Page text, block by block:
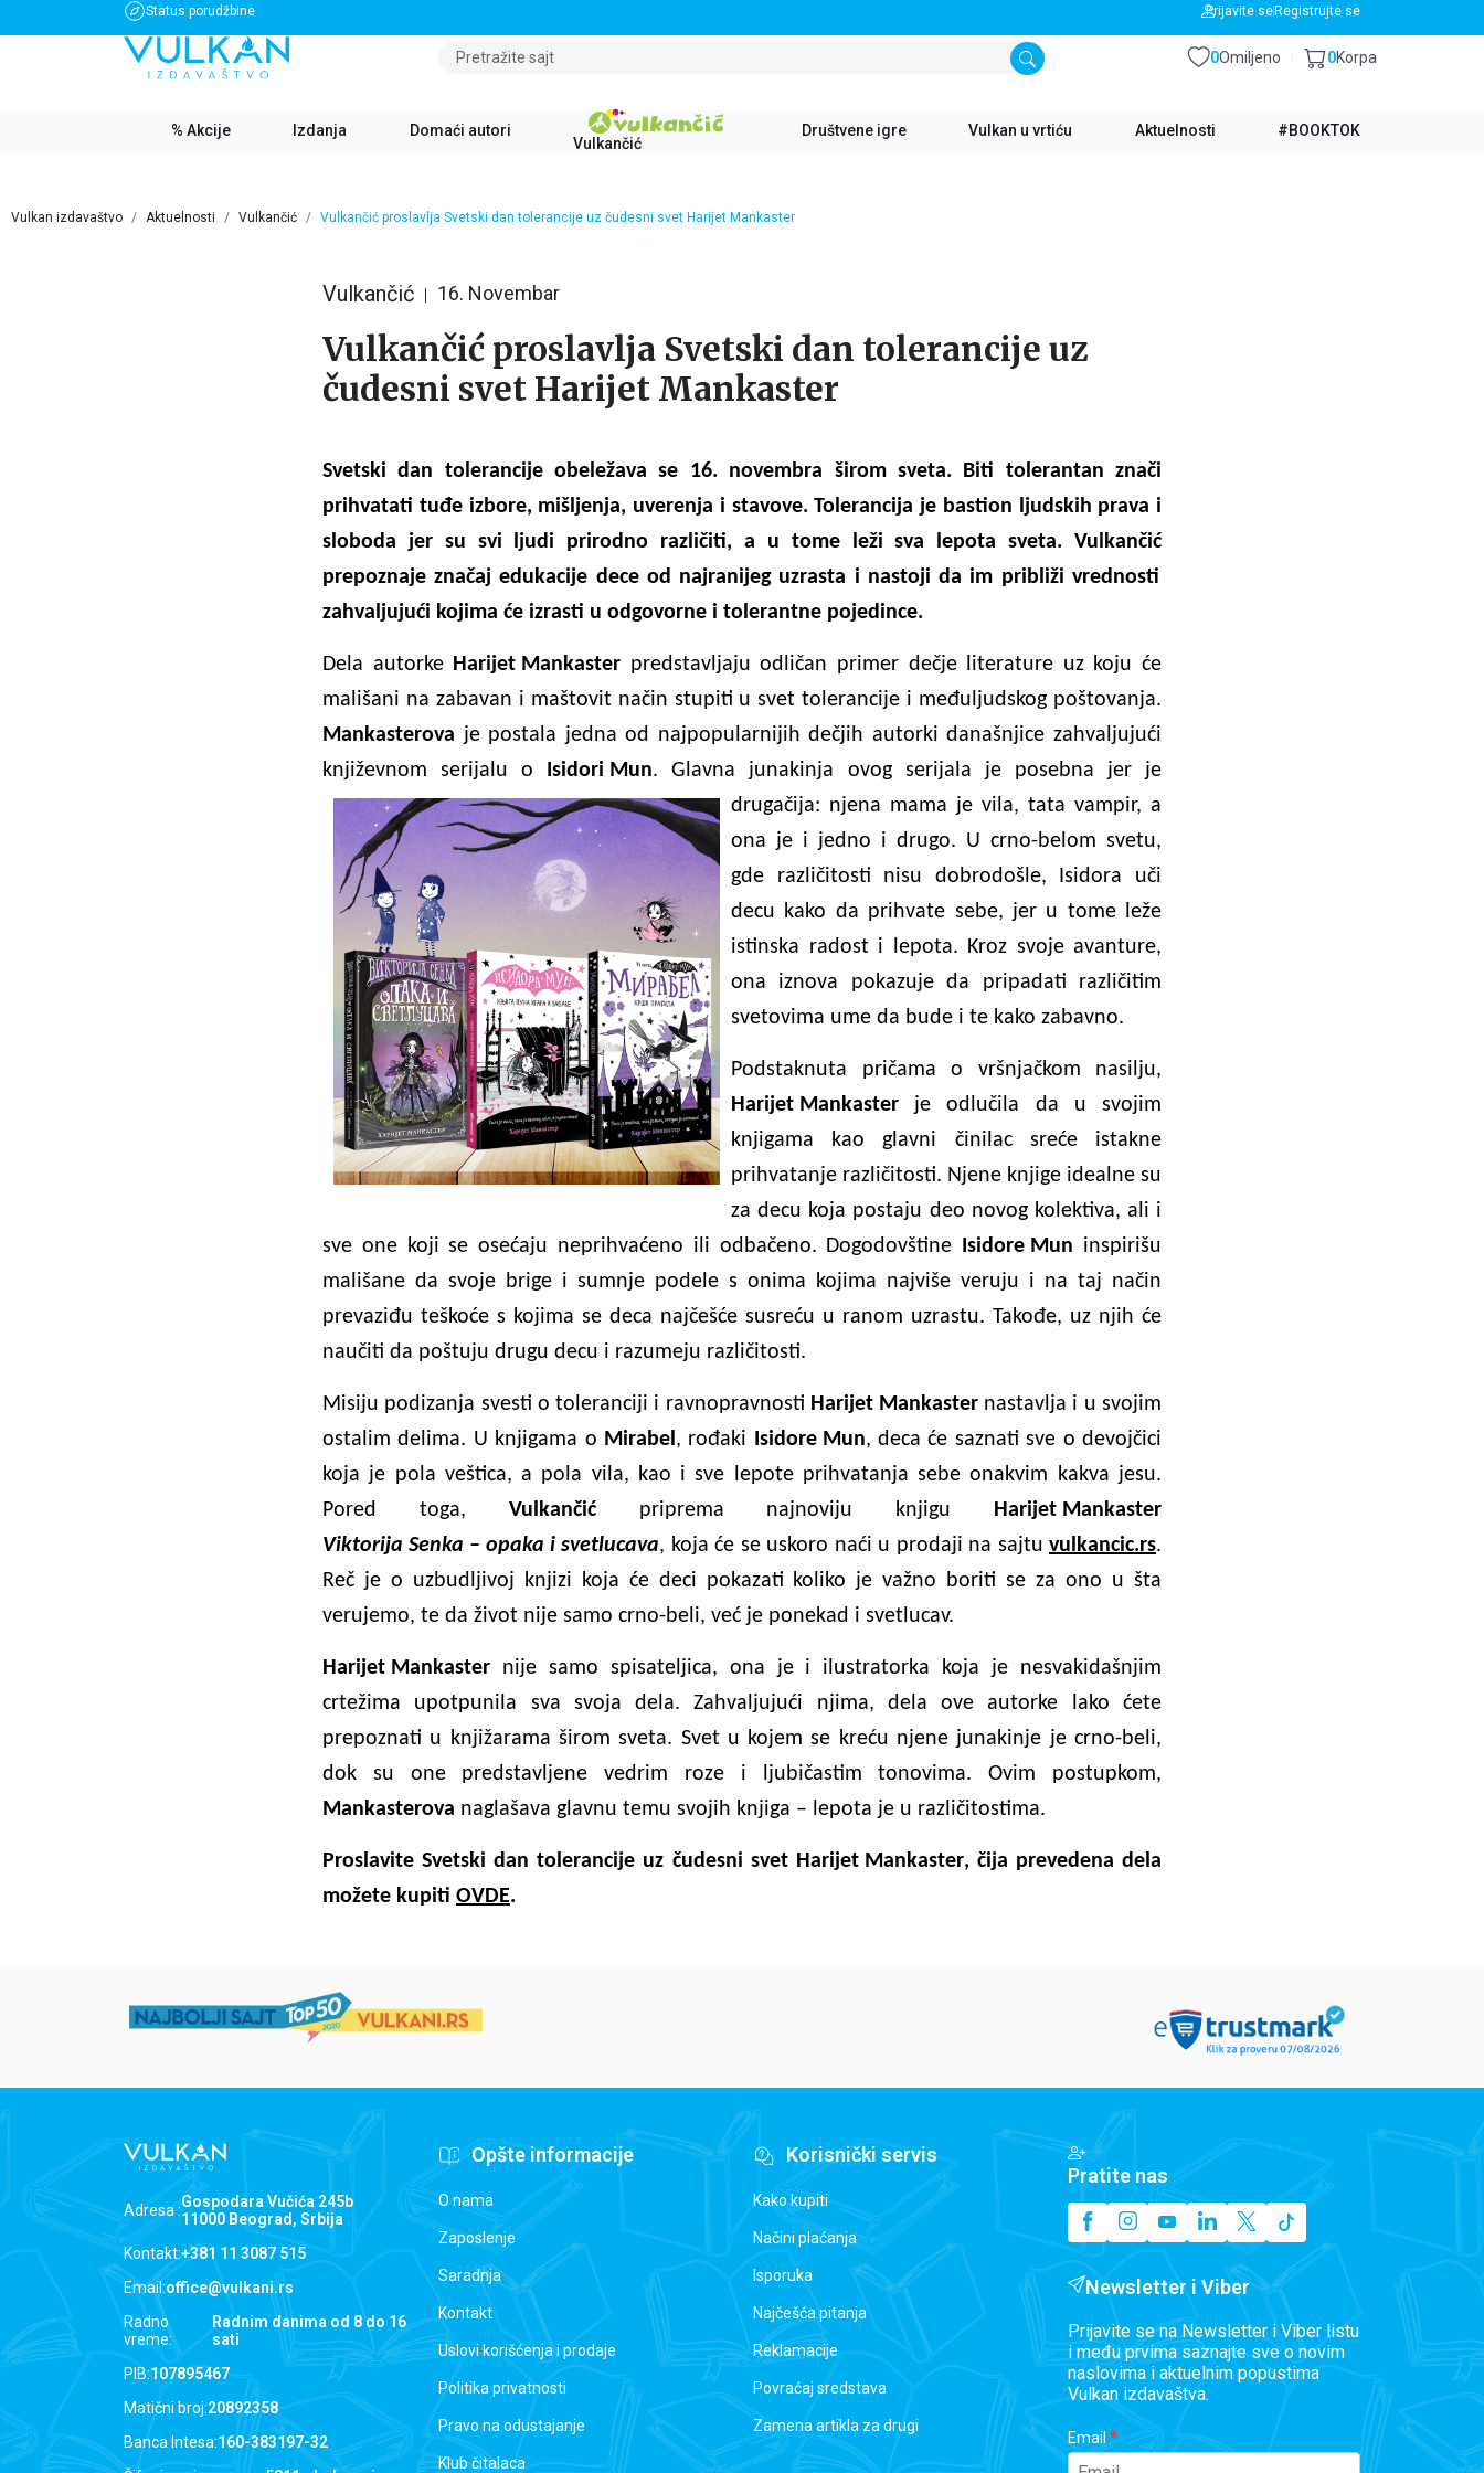
Status porudžbine
BESPLATNA DOSTAVA ZA IZNOS PREKO 3500 RSD BESPLATNA DOSTAVA ZA IZNOS PREKO 3500 RSD
Prijavite se Registrujte se
Pretražite sajt Omiljeno
0 Korpa
0
% Akcije Izdanja Domaći autori
Vulkančić
Društvene igre Vulkan u vrtiću Aktuelnosti #BOOKTOK
Vulkan izdavaštvo Aktuelnosti Vulkančić Vulkančić proslavlja Svetski dan tolerancije uz čudesni svet Harijet Mankaster
Vulkančić 16. Novembar
Vulkančić proslavlja Svetski dan tolerancije uz
čudesni svet Harijet Mankaster
Svetski dan tolerancije obeležava se 16. novembra širom sveta. Biti tolerantan znači
prihvatati tuđe izbore, mišljenja, uverenja i stavove. Tolerancija je bastion ljudskih prava i
sloboda jer su svi ljudi prirodno različiti, a u tome leži sva lepota sveta. Vulkančić
prepoznaje značaj edukacije dece od najranijeg uzrasta i nastoji da im približi vrednosti
zahvaljujući kojima će izrasti u odgovorne i tolerantne pojedince.
Dela autorke Harijet Mankaster predstavljaju odličan primer dečje literature uz koju će
mališani na zabavan i maštovit način stupiti u svet tolerancije i međuljudskog poštovanja.
Mankasterova je postala jedna od najpopularnijih dečjih autorki današnjice zahvaljujući
književnom serijalu o Isidori Mun. Glavna junakinja ovog serijala je posebna jer je
drugačija: njena mama je vila, tata vampir, a
ona je i jedno i drugo. U crno-belom svetu,
gde različitosti nisu dobrodošle, Isidora uči
decu kako da prihvate sebe, jer u tome leže
istinska radost i lepota. Kroz svoje avanture,
ona iznova pokazuje da pripadati različitim
svetovima ume da bude i te kako zabavno.
Podstaknuta pričama o vršnjačkom nasilju,
Harijet Mankaster je odlučila da u svojim
knjigama kao glavni činilac sreće istakne
prihvatanje različitosti. Njene knjige idealne su
za decu koja postaju deo novog kolektiva, ali i
sve one koji se osećaju neprihvaćeno ili odbačeno. Dogodovštine Isidore Mun inspirišu
mališane da svoje brige i sumnje podele s onima kojima najviše veruju i na taj način
prevaziđu teškoće s kojima se deca najčešće susreću u ranom uzrastu. Takođe, uz njih će
naučiti da poštuju drugu decu i razumeju različitosti.
Misiju podizanja svesti o toleranciji i ravnopravnosti Harijet Mankasternastavlja i u svojim
ostalim delima. U knjigama o Mirabel, rođaki Isidore Mun, deca će saznati sve o devojčici
koja je pola veštica, a pola vila, kao i sve lepote prihvatanja sebe onakvim kakva jesu.
Pored toga, Vulkančićpriprema najnoviju knjigu Harijet Mankaster
Viktorija Senka – opaka i svetlucava, koja će se uskoro naći u prodaji na sajtu vulkancic.rs.
Reč je o uzbudljivoj knjizi koja će deci pokazati koliko je važno boriti se za ono u šta
verujemo, te da život nije samo crno-beli, već je ponekad i svetlucav.
Harijet Mankaster nije samo spisateljica, ona je i ilustratorka koja je nesvakidašnjim
crtežima upotpunila sva svoja dela. Zahvaljujući njima, dela ove autorke lako ćete
prepoznati u knjižarama širom sveta. Svet u kojem se kreću njene junakinje je crno-beli,
dok su one predstavljene vedrim roze i ljubičastim tonovima. Ovim postupkom,
Mankasterova naglašava glavnu temu svojih knjiga – lepota je u različitostima.
Proslavite Svetski dan tolerancije uz čudesni svet Harijet Mankaster, čija prevedena dela
možete kupiti OVDE.
Adresa :Gospodara Vučića 245b
11000 Beograd, Srbija
Kontakt:+381 11 3087 515
Email:office@vulkani.rs
Radno
vreme:
Radnim danima od 8 do 16
sati
PIB:107895467
Matični broj:20892358
Banca Intesa:160-383197-32
Opšte informacije
O nama
Zaposlenje
Saradnja
Kontakt
Uslovi korišćenja i prodaje
Politika privatnosti
Pravo na odustajanje
Klub čitalaca
Korisnički servis
Kako kupiti
Načini plaćanja
Isporuka
Najčešća pitanja
Reklamacije
Povraćaj sredstava
Zamena artikla za drugi
Pratite nas
Newsletter i Viber
Prijavite se na Newsletter i Viber listu
i među prvima saznajte sve o novim
naslovima i aktuelnim popustima
Vulkan izdavaštva.
Email